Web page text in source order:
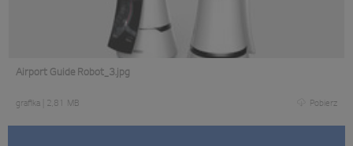
Airport Guide Robot_3.jpg
grafika 2,81 MB Pobierz